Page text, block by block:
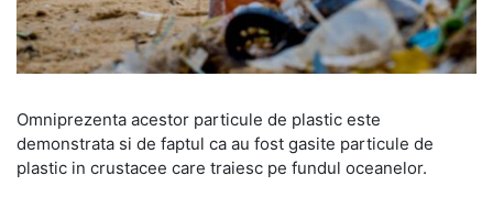
Omniprezenta acestor particule de plastic este
demonstrata si de faptul ca au fost gasite particule de
plastic in crustacee care traiesc pe fundul oceanelor.